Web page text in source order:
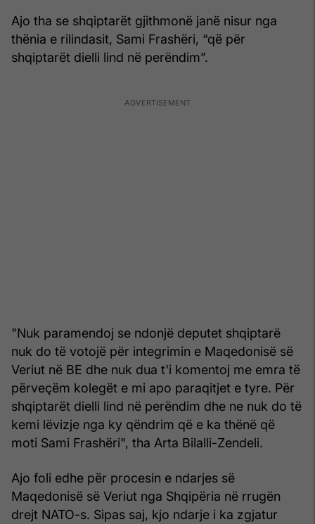
Ajo tha se shqiptarët gjithmonë janë nisur nga
thënia e rilindasit, Sami Frashëri, “që për
shqiptarët dielli lind në perëndim”.
"Nuk paramendoj se ndonjë deputet shqiptarë
nuk do të votojë për integrimin e Maqedonisë së
Veriut në BE dhe nuk dua t'i komentoj me emra të
përveçëm kolegët e mi apo paraqitjet e tyre. Për
shqiptarët dielli lind në perëndim dhe ne nuk do të
kemi lëvizje nga ky qëndrim që e ka thënë që
moti Sami Frashëri", tha Arta Bilalli-Zendeli.
Ajo foli edhe për procesin e ndarjes së
Maqedonisë së Veriut nga Shqipëria në rrugën
drejt NATO-s. Sipas saj, kjo ndarje i ka zgjatur